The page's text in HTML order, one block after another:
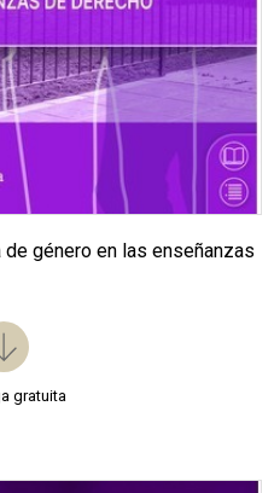
género en las enseñanzas
gratuita